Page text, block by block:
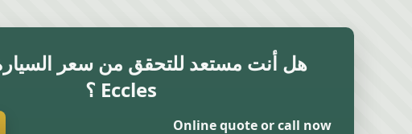
هل أنت مستعد للتحقق من سعر
Eccles ؟
Online quote or call now